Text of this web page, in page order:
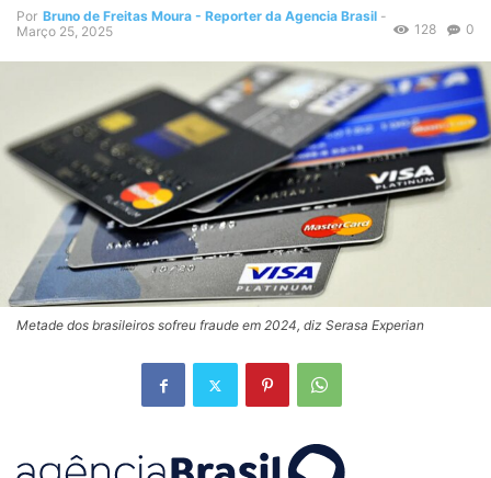
Por Bruno de Freitas Moura - Reporter da Agencia Brasil -
Março 25, 2025
0
128
Metade dos brasileiros sofreu fraude em 2024, diz Serasa Experian